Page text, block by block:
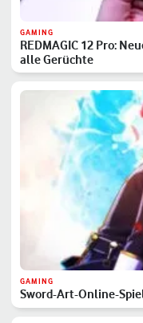
GAMING
REDMAGIC 12 Pro:
alle Gerüchte
GAMING
Sword-Art-Online-